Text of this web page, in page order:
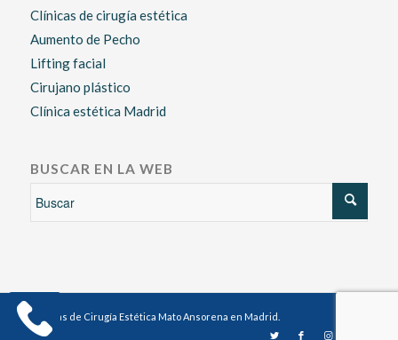
Clínicas de cirugía estética
Aumento de Pecho
Lifting facial
Cirujano plástico
Clínica estética Madrid
BUSCAR EN LA WEB
Clínicas de Cirugía Estética Mato Ansorena en Madrid.